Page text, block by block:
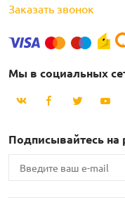
Заказать звонок
Мы в социальных
Подписывайтесь на